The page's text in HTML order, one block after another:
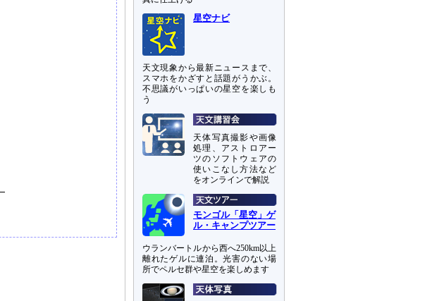
星空ナビ
天文現象から最新ニュースまで、
スマホをかざすと話題がうかぶ。
不思議がいっぱいの星空を楽しも
う
天体写真撮影や画像
処理、アストロアー
ツのソフトウェアの
使いこなし方法など
をオンラインで解説
モンゴル「星空」ゲ
ル・キャンプツアー
ウランバートルから西へ250km以上
離れたゲルに連泊。光害のない場
所でペルセ群や星空を楽しめます